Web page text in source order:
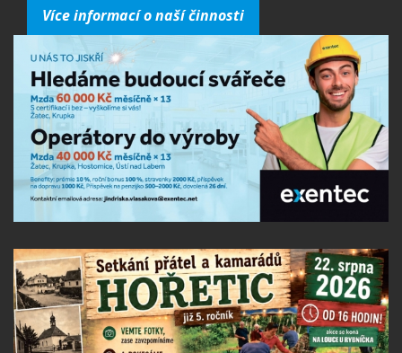
Více informací o naší činnosti